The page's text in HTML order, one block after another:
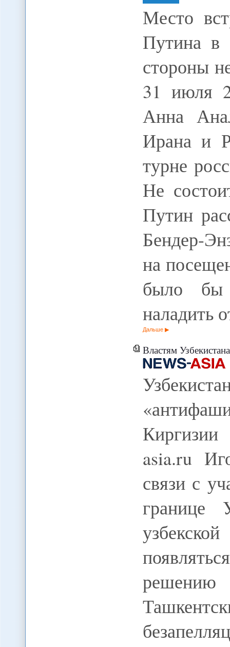
Место
Путина в
стороны
31 июля
Анна
Ирана и
турне
Не
Путин
Бендер-
на
было бы
наладить
Дальше
Властям Узбекистана
asia.ru
связи с
границе